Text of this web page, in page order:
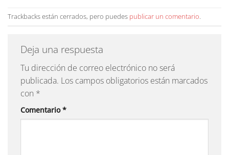
Trackbacks están cerrados, pero puedes publicar un comentario.
Deja una respuesta
Tu dirección de correo electrónico no será
publicada. Los campos obligatorios están marcados
con *
Comentario*